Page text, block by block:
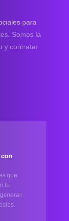
para
Somos la
y contratar
que
tu